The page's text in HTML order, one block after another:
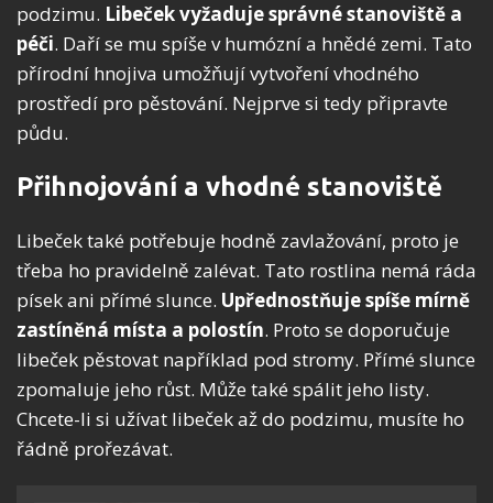
podzimu. Libeček vyžaduje správné stanoviště a
péči. Daří se mu spíše v humózní a hnědé zemi. Tato
přírodní hnojiva umožňují vytvoření vhodného
prostředí pro pěstování. Nejprve si tedy připravte
půdu.
Přihnojování a vhodné stanoviště
Libeček také potřebuje hodně zavlažování, proto je
třeba ho pravidelně zalévat. Tato rostlina nemá ráda
písek ani přímé slunce. Upřednostňuje spíše mírně
zastíněná místa a polostín. Proto se doporučuje
libeček pěstovat například pod stromy. Přímé slunce
zpomaluje jeho růst. Může také spálit jeho listy.
Chcete-li si užívat libeček až do podzimu, musíte ho
řádně prořezávat.